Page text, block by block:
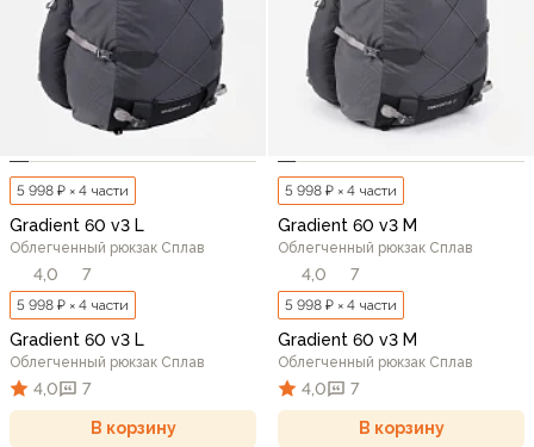
5 998 ₽ × 4 части
Gradient 60 v3 L
Облегченный рюкзак Сплав
4,0 7
5 998 ₽ × 4 части
Gradient 60 v3 L
Облегченный рюкзак Сплав
4,0 7
В корзину
5 998 ₽ × 4 части
Gradient 60 v3 M
Облегченный рюкзак Сплав
4,0 7
5 998 ₽ × 4 части
Gradient 60 v3 M
Облегченный рюкзак Сплав
4,0 7
В корзину